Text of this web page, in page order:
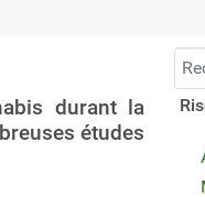
durant la
études